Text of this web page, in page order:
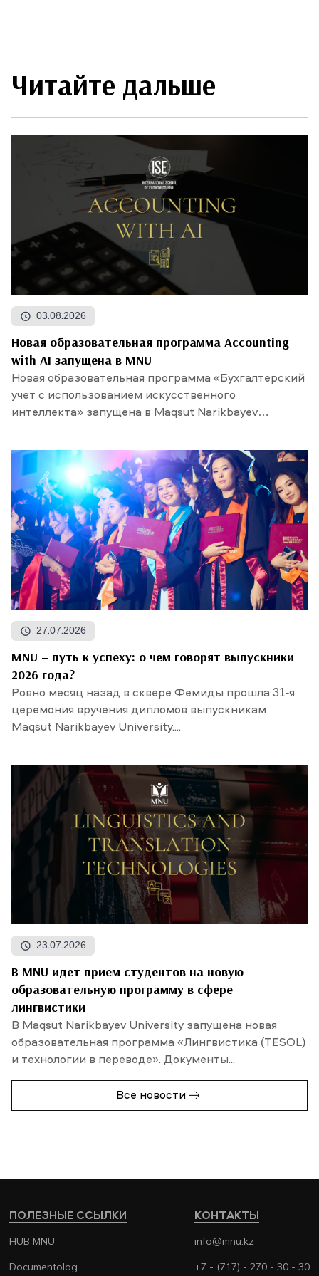
Читайте дальше
03.08.2026
Новая образовательная программа Accounting
with AI запущена в MNU
Новая образовательная программа «Бухгалтерский
учет с использованием искусственного
интеллекта» запущена в Maqsut Narikbayev
27.07.2026
MNU – путь к успеху: о чем говорят выпускники
2026 года?
Ровно месяц назад в сквере Фемиды прошла 31-я
церемония вручения дипломов выпускникам
Maqsut Narikbayev University....
23.07.2026
В MNU идет прием студентов на новую
образовательную программу в сфере
лингвистики
В Maqsut Narikbayev University запущена новая
образовательная программа «Лингвистика (TESOL)
и технологии в переводе». Документы...
Все новости
КОНТАКТЫ
info@mnu.kz
+7 - (717) - 270 - 30 - 30
ПОЛЕЗНЫЕ ССЫЛКИ
HUB MNU
Documentolog